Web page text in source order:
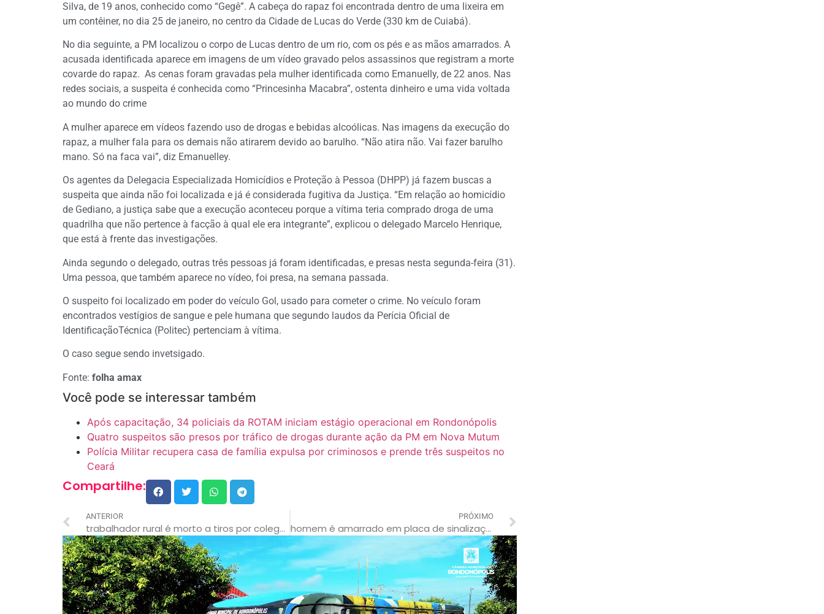
Silva, de 19 anos, conhecido como “Gegê”. A cabeça do rapaz foi encontrada dentro de uma lixeira em
um contêiner, no dia 25 de janeiro, no centro da Cidade de Lucas do Verde (330 km de Cuiabá).
No dia seguinte, a PM localizou o corpo de Lucas dentro de um rio, com os pés e as mãos amarrados. A
acusada identificada aparece em imagens de um vídeo gravado pelos assassinos que registram a morte
covarde do rapaz. As cenas foram gravadas pela mulher identificada como Emanuelly, de 22 anos. Nas
redes sociais, a suspeita é conhecida como “Princesinha Macabra”, ostenta dinheiro e uma vida voltada
ao mundo do crime
A mulher aparece em vídeos fazendo uso de drogas e bebidas alcoólicas. Nas imagens da execução do
rapaz, a mulher fala para os demais não atirarem devido ao barulho. “Não atira não. Vai fazer barulho
mano. Só na faca vai”, diz Emanuelley.
Os agentes da Delegacia Especializada Homicídios e Proteção à Pessoa (DHPP) já fazem buscas a
suspeita que ainda não foi localizada e já é considerada fugitiva da Justiça. “Em relação ao homicídio
de Gediano, a justiça sabe que a execução aconteceu porque a vítima teria comprado droga de uma
quadrilha que não pertence à facção à qual ele era integrante”, explicou o delegado Marcelo Henrique,
que está à frente das investigações.
Ainda segundo o delegado, outras três pessoas já foram identificadas, e presas nesta segunda-feira (31).
Uma pessoa, que também aparece no vídeo, foi presa, na semana passada.
O suspeito foi localizado em poder do veículo Gol, usado para cometer o crime. No veículo foram
encontrados vestígios de sangue e pele humana que segundo laudos da Perícia Oficial de
IdentificaçãoTécnica (Politec) pertenciam à vítima.
O caso segue sendo invetsigado.
Fonte: folha amax
Você pode se interessar também
Após capacitação, 34 policiais da ROTAM iniciam estágio operacional em Rondonópolis
Quatro suspeitos são presos por tráfico de drogas durante ação da PM em Nova Mutum
Polícia Militar recupera casa de família expulsa por criminosos e prende três suspeitos no
Ceará
Compartilhe:
ANTERIOR
trabalhador rural é morto a tiros por colega de serviço
PRÓXIMO
homem é amarrado em placa de sinalização após furtar veículo em mt